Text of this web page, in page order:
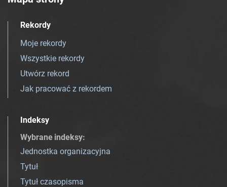
Rekordy
Moje rekordy
Wszystkie rekordy
Utwórz rekord
Jak pracować z rekordem
Indeksy
Wybrane indeksy:
Jednostka organizacyjna
Tytuł
Tytuł czasopisma